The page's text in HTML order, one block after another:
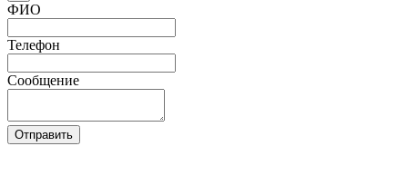
ФИО
Телефон
Сообщение
Отправить